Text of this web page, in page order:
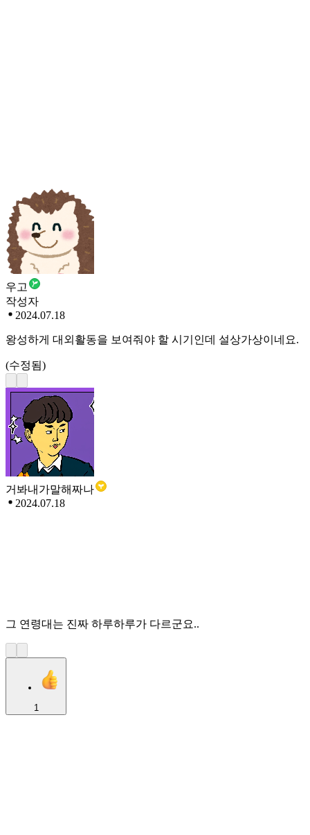
우고
작성자
2024.07.18
왕성하게 대외활동을 보여줘야 할 시기인데 설상가상이네요.
(수정됨)
거봐내가말해짜나
2024.07.18
그 연령대는 진짜 하루하루가 다르군요..
1